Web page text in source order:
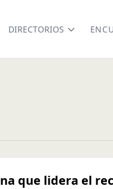
DIRECTORIOS
que lidera el